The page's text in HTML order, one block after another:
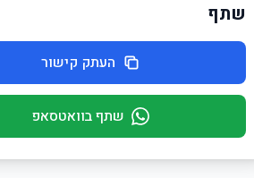
שתף
העתק קישור
שתף בוואטסאפ